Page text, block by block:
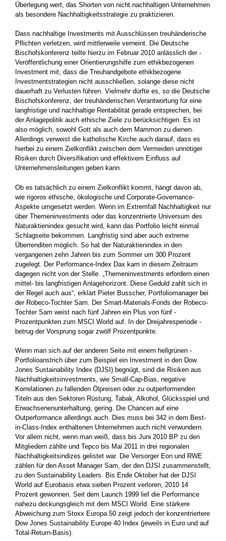
Überlegung wert, das Shorten von nicht nachhaltigen Unternehmen
als besondere Nachhaltigkeits­strategie zu praktizieren.
Dass nachhaltige Investments mit Ausschlüssen treuhänderische
Pflichten verletzen, wird mittlerweile verneint. Die Deutsche
Bischofskonferenz teilte hierzu im Februar 2010 anlässlich der ­
Veröffentlichung einer Orientierungshilfe zum ethikbezogenen
Investment mit, dass die Treuhandgebote ethikbezogene
Investmentstrategien nicht ­ausschließen, solange diese nicht
dauerhaft zu Verlusten führen. ­Vielmehr dürfte es, so die Deutsche
Bischofskonferenz, der treuhänderischen Verantwortung für eine
langfristige und nachhaltige ­Rentabilität ­gerade entsprechen, bei
der Anlagepolitik auch ethische Ziele zu ­berücksichtigen. Es ist
also möglich, sowohl Gott als auch dem ­Mammon zu dienen.
Allerdings verweist die katholische Kirche auch darauf, dass es
hierbei zu einem Zielkonflikt zwischen dem ­Vermeiden unnötiger
Risiken durch Diversifikation und effektivem Einfluss auf
Unternehmensleitungen geben kann.
Ob es tatsächlich zu einem Zielkonflikt kommt, hängt davon ab,
wie rigoros ethische, ökologische und Corporate-Governance-
Aspekte umgesetzt werden. Wenn im Extremfall Nachhaltigkeit nur
über ­Themeninvestments oder das konzentrierte Universum des
Natur­aktienindex gesucht wird, kann das Portfolio leicht einmal
Schlagseite bekommen. Langfristig sind aber auch extreme
Überrenditen ­möglich. So hat der Naturaktienindex in den
vergangenen zehn Jahren bis zum Sommer um 300 Prozent
zugelegt. Der Performance-Index Dax kam in diesem Zeitraum
dagegen nicht von der Stelle. „Themeninvestments erfordern einen
mittel- bis langfristigen Anlagehorizont. Diese Geduld zahlt sich in
der Regel auch aus“, erklärt Pieter Busscher, ­Portfoliomanager bei
der Robeco-Tochter Sam. Der Smart-Materials-Fonds der Robeco-
Tochter Sam weist nach fünf Jahren ein Plus von fünf ­
Prozentpunkten zum MSCI World auf. In der Dreijahresperiode ­
betrug der Vorsprung sogar zwölf Prozentpunkte.
Wenn man sich auf der anderen Seite mit einem hellgrünen ­
Portfolioanstrich über zum Beispiel ein Investment in den Dow
Jones Sustainability Index (DJSI) begnügt, sind die Risiken aus
Nachhaltigkeitsinvestments, wie Small-Cap-Bias, negative
Korrelationen zu ­fallenden Ölpreisen oder zu outperformenden
Titeln aus den ­Sektoren Rüstung, Tabak, Alkohol, Glücksspiel und
Erwachsenenunterhaltung, gering. Die Chancen auf eine
Outperformance allerdings auch. Dies muss bei 342 in dem Best-
in-Class-Index enthaltenen Unternehmen auch nicht verwundern.
Vor allem nicht, wenn man weiß, dass bis ­Juni 2010 BP zu den
Mitgliedern zählte und Tepco bis Mai 2011 in drei regionalen
Nachhaltigkeitsindizes gelistet war. Die Versorger Eon und RWE
zählen für den ­Asset Manager Sam, der den DJSI zusammenstellt,
zu den Sustainability Leaders. Bis Ende Oktober hat der DJSI
World auf Eurobasis etwa sieben Prozent verloren, 2010 14
Prozent ­gewonnen. Seit dem Launch 1999 lief die Performance
nahezu ­deckungsgleich mit dem MSCI World. Eine stärkere
Abweichung zum Stoxx Europa 50 zeigt jedoch der konzentriertere
Dow Jones Sustainability Europe 40 Index (jeweils in Euro und auf
Total-Return-Basis).